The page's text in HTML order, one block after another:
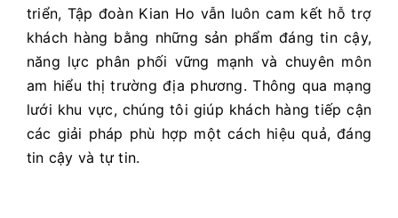
triển, Tập đoàn Kian Ho vẫn luôn cam kết hỗ trợ
khách hàng bằng những sản phẩm đáng tin cậy,
năng lực phân phối vững mạnh và chuyên môn
am hiểu thị trường địa phương. Thông qua mạng
lưới khu vực, chúng tôi giúp khách hàng tiếp cận
các giải pháp phù hợp một cách hiệu quả, đáng
tin cậy và tự tin.